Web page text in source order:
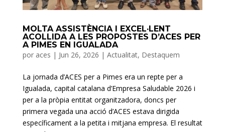
MOLTA ASSISTÈNCIA I EXCEL·LENT
ACOLLIDA A LES PROPOSTES D’ACES PER
A PIMES EN IGUALADA
por aces | Jun 26, 2026 | Actualitat, Destaquem
La jornada d’ACES per a Pimes era un repte per a
Igualada, capital catalana d’Empresa Saludable 2026 i
per a la pròpia entitat organitzadora, doncs per
primera vegada una acció d’ACES estava dirigida
específicament a la petita i mitjana empresa. El resultat